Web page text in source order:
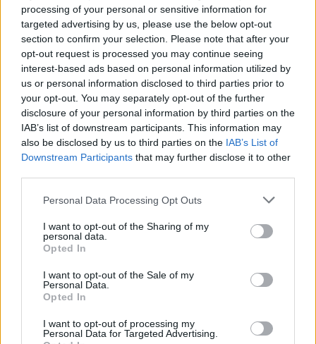
processing of your personal or sensitive information for
targeted advertising by us, please use the below opt-out
section to confirm your selection. Please note that after your
opt-out request is processed you may continue seeing
interest-based ads based on personal information utilized by
us or personal information disclosed to third parties prior to
your opt-out. You may separately opt-out of the further
disclosure of your personal information by third parties on the
IAB’s list of downstream participants. This information may
also be disclosed by us to third parties on the IAB’s List of
Downstream Participants that may further disclose it to other
Personal Data Processing Opt Outs
I want to opt-out of the Sharing of my
personal data.
Opted In
I want to opt-out of the Sale of my
Personal Data.
Opted In
I want to opt-out of processing my
Personal Data for Targeted Advertising.
Esim for Global
Esim for USA| Esim for Italy| Esim for Spain|Esim
for Turkey|Esim for Germany|Esim for Greece|